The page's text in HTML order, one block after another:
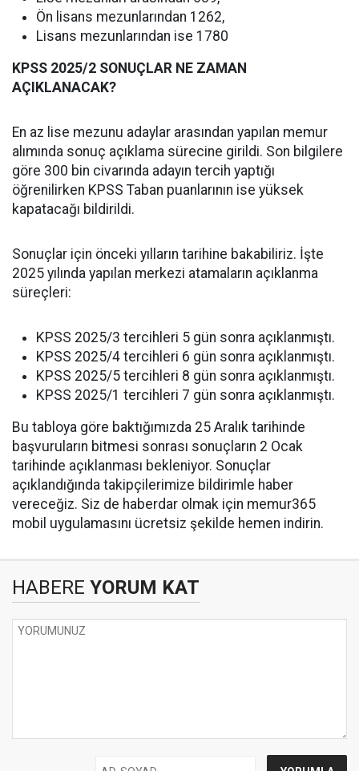
Ön lisans mezunlarından 1262,
Lisans mezunlarından ise 1780
KPSS 2025/2 SONUÇLAR NE ZAMAN
AÇIKLANACAK?
En az lise mezunu adaylar arasından yapılan memur
alımında sonuç açıklama sürecine girildi. Son bilgilere
göre 300 bin civarında adayın tercih yaptığı
öğrenilirken KPSS Taban puanlarının ise yüksek
kapatacağı bildirildi.
Sonuçlar için önceki yılların tarihine bakabiliriz. İşte
2025 yılında yapılan merkezi atamaların açıklanma
süreçleri:
KPSS 2025/3 tercihleri 5 gün sonra açıklanmıştı.
KPSS 2025/4 tercihleri 6 gün sonra açıklanmıştı.
KPSS 2025/5 tercihleri 8 gün sonra açıklanmıştı.
KPSS 2025/1 tercihleri 7 gün sonra açıklanmıştı.
Bu tabloya göre baktığımızda 25 Aralık tarihinde
başvuruların bitmesi sonrası sonuçların 2 Ocak
tarihinde açıklanması bekleniyor. Sonuçlar
açıklandığında takipçilerimize bildirimle haber
vereceğiz. Siz de haberdar olmak için memur365
mobil uygulamasını ücretsiz şekilde hemen indirin.
HABERE YORUM KAT